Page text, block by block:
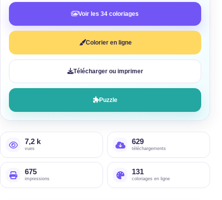
Voir les 34 coloriages
Colorier en ligne
Télécharger ou imprimer
Puzzle
7,2 k
vues
629
téléchargements
675
impressions
131
coloriages en ligne